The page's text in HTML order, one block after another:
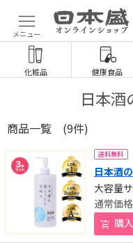
メニュー
化粧品 健康食品
日本酒
商品一覧 (9件)
送料無料
日本酒
大容量
購入